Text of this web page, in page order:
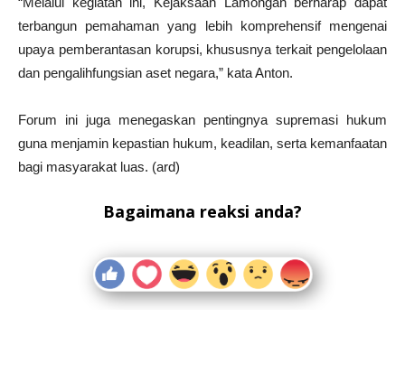
terbangun pemahaman yang lebih komprehensif mengenai
upaya pemberantasan korupsi, khususnya terkait pengelolaan
dan pengalihfungsian aset negara,” kata Anton.
Forum ini juga menegaskan pentingnya supremasi hukum
guna menjamin kepastian hukum, keadilan, serta kemanfaatan
bagi masyarakat luas. (ard)
Bagaimana reaksi anda?